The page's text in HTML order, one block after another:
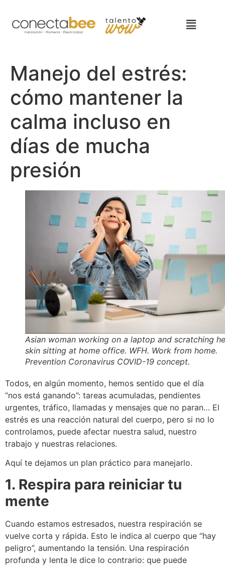
Manejo del estrés:
cómo mantener la
calma incluso en
días de mucha
presión
Asian woman working on a laptop and scratching
skin sitting at home office. WFH. Work from home.
Prevention Coronavirus COVID-19 concept.
Todos, en algún momento, hemos sentido que el día
“nos está ganando”: tareas acumuladas, pendientes
urgentes, tráfico, llamadas y mensajes que no paran… El
estrés es una reacción natural del cuerpo, pero si no lo
controlamos, puede afectar nuestra salud, nuestro
trabajo y nuestras relaciones.
Aquí te dejamos un plan práctico para manejarlo.
1. Respira para reiniciar tu
mente
Cuando estamos estresados, nuestra respiración se
vuelve corta y rápida. Esto le indica al cuerpo que “hay
peligro”, aumentando la tensión. Una respiración
profunda y lenta le dice lo contrario: que puede